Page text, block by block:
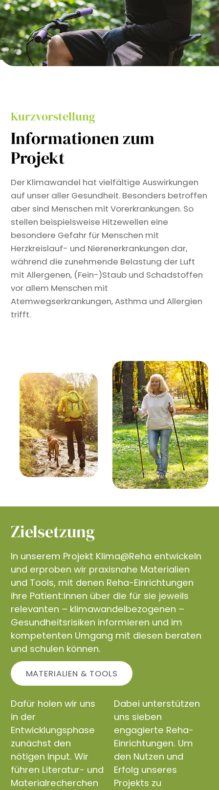
Kurzvorstellung
Informationen zum
Projekt
Der Klimawandel hat vielfältige Auswirkungen
auf unser aller Gesundheit. Besonders betroffen
aber sind Menschen mit Vorerkrankungen. So
stellen beispielsweise Hitzewellen eine
besondere Gefahr für Menschen mit
Herzkreislauf- und Nierenerkrankungen dar,
während die zunehmende Belastung der Luft
mit Allergenen, (Fein-)Staub und Schadstoffen
vor allem Menschen mit
Atemwegserkrankungen, Asthma und Allergien
trifft.
Zielsetzung
In unserem Projekt Klima@Reha entwickeln
und erproben wir praxisnahe Materialien
und Tools, mit denen Reha-Einrichtungen
ihre Patient:innen über die für sie jeweils
relevanten – klimawandelbezogenen –
Gesundheitsrisiken informieren und im
kompetenten Umgang mit diesen beraten
und schulen können.
MATERIALIEN & TOOLS
Dafür holen wir uns
in der
Entwicklungsphase
zunächst den
nötigen Input. Wir
führen Literatur- und
Materialrecherchen
Dabei unterstützen
uns sieben
engagierte Reha-
Einrichtungen. Um
den Nutzen und
Erfolg unseres
Projekts zu